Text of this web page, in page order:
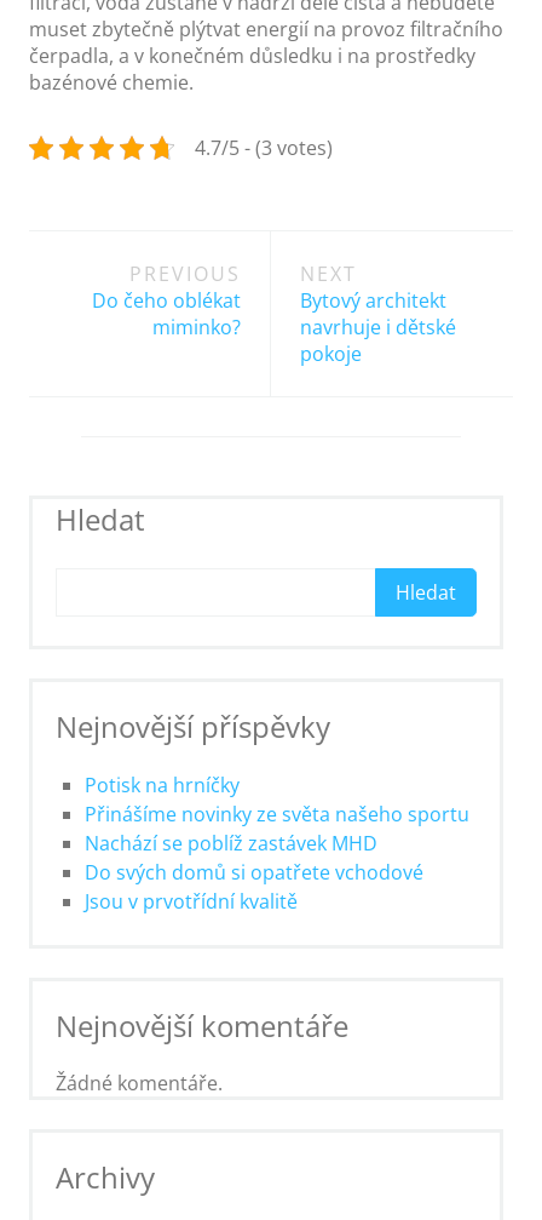
muset zbytečně plýtvat energií na provoz filtračního
čerpadla, a v konečném důsledku i na prostředky
bazénové chemie.
4.7/5 - (3 votes)
navigationPREVIOUS
Do čeho oblékat
miminko?
NEXT
Bytový architekt
navrhuje i dětské
pokoje
Hledat
Hledat
Nejnovější příspěvky
Potisk na hrníčky
Přinášíme novinky ze světa našeho sportu
Nachází se poblíž zastávek MHD
Do svých domů si opatřete vchodové
Jsou v prvotřídní kvalitě
Nejnovější komentáře
Žádné komentáře.
Archivy